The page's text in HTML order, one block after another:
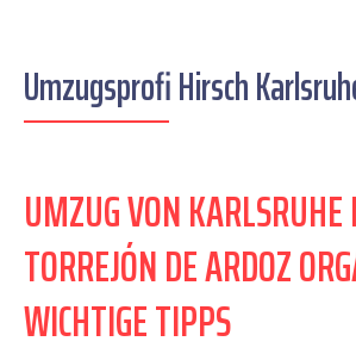
Umzugsprofi Hirsch
UMZUG VON KARLSRUHE
TORREJÓN DE ARDOZ
WICHTIGE TIPPS